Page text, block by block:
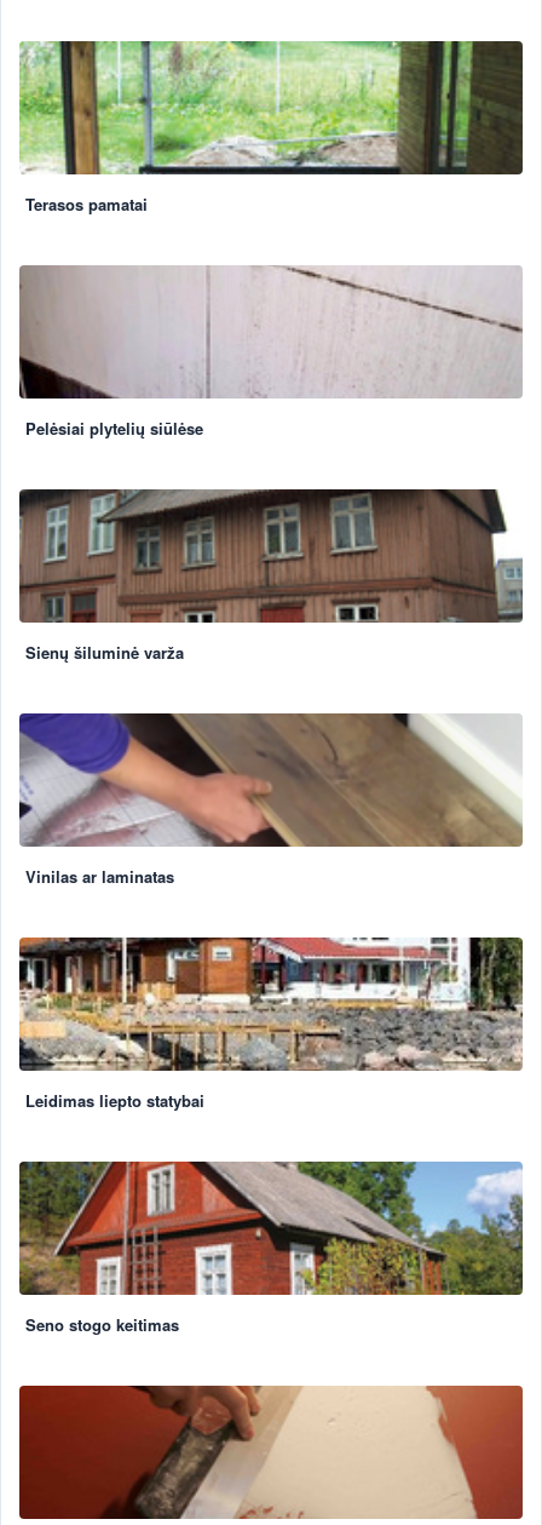
Terasos pamatai
Pelėsiai plytelių siūlėse
Sienų šiluminė varža
Vinilas ar laminatas
Leidimas liepto statybai
Seno stogo keitimas